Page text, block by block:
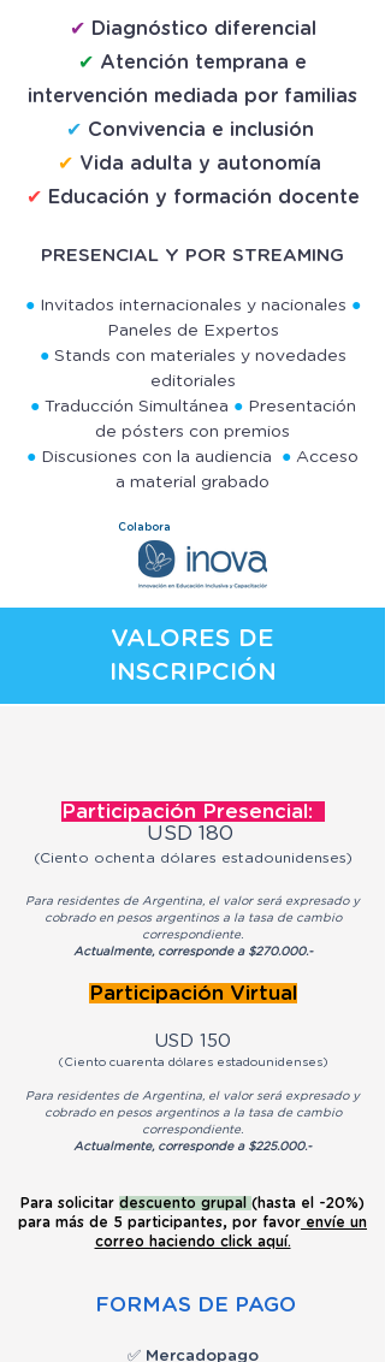
✔ Diagnóstico diferencial
✔ Atención temprana e
intervención mediada por familias
✔ Convivencia e inclusión
✔ Vida adulta y autonomía
✔ Educación y formación docente
PRESENCIAL Y POR STREAMING
●Invitados internacionales y nacionales ●
Paneles de Expertos
●Stands con materiales y novedades
editoriales
●Traducción Simultánea ●Presentación
de pósters con premios
● Discusiones con la audiencia ● Acceso
a material grabado
Colabora
VALORES DE
INSCRIPCIÓN
Participación Presencial:
USD 180
(Ciento ochenta dólares estadounidenses)
Para residentes de Argentina, el valor será expresado y
cobrado en pesos argentinos a la tasa de cambio
correspondiente.
Actualmente, corresponde a $270.000.-
Participación Virtual
USD 150
(Ciento cuarenta dólares estadounidenses)
Para residentes de Argentina, el valor será expresado y
cobrado en pesos argentinos a la tasa de cambio
correspondiente.
Actualmente, corresponde a $225.000.-
Para solicitar descuento grupal (hasta el -20%)
para más de 5 participantes, por favor envíe un
correo haciendo click aquí.
FORMAS DE PAGO
✅ Mercadopago